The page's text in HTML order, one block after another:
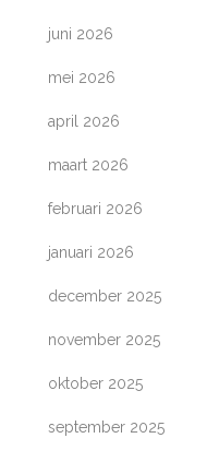
juni 2026
mei 2026
april 2026
maart 2026
februari 2026
januari 2026
december 2025
november 2025
oktober 2025
september 2025